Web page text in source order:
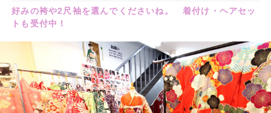
好みの袴や2尺袖を選んでくださいね。 着付け・ヘアセッ
トも受付中！